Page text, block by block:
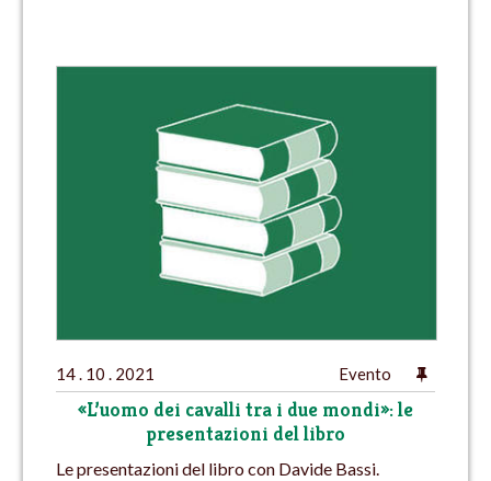
14 . 10 . 2021 Evento
«L’uomo dei cavalli tra i due mondi»: le
presentazioni del libro
Le presentazioni del libro con Davide Bassi.